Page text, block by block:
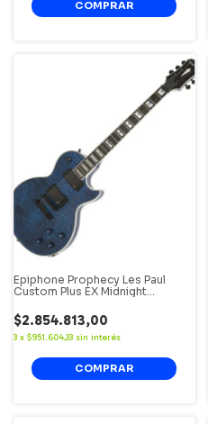
Epiphone Prophecy Les Paul
Custom Plus EX Midnight
$2.854.813,00
3 x $951.604,33 sin interés